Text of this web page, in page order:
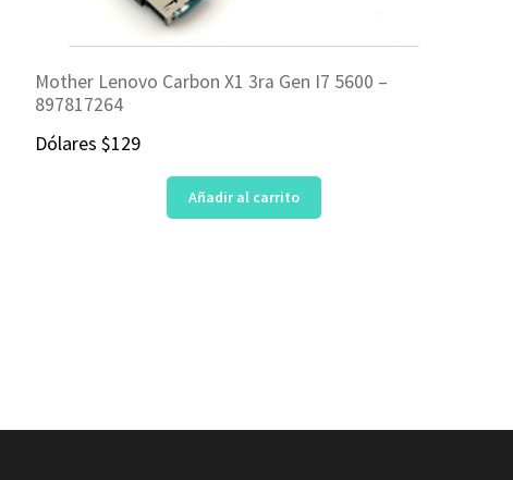
Mother Lenovo Carbon X1 3ra Gen I7 5600 –
897817264
Dólares$129
Añadir al carrito